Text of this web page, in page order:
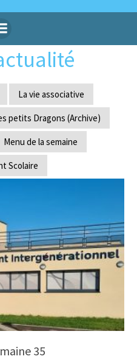
au
contenu
La vie associative
petits Dragons (Archive)
Menu de la semaine
Scolaire
35